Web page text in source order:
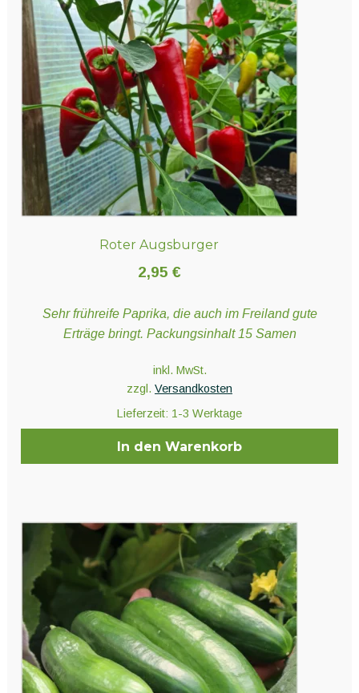
Roter Augsburger
2,95 €
Sehr frühreife Paprika, die auch im Freiland gute
Erträge bringt. Packungsinhalt 15 Samen
inkl. MwSt.
zzgl. Versandkosten
Lieferzeit: 1-3 Werktage
In den Warenkorb